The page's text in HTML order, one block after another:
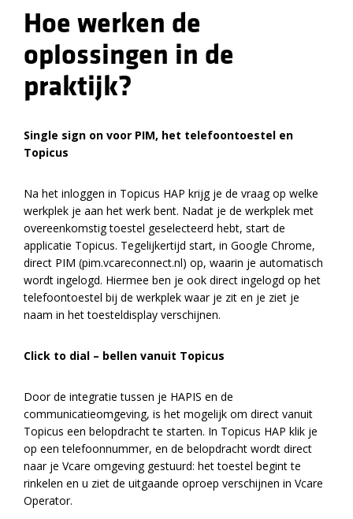
Hoe werken de
oplossingen in de
praktijk?
Single sign on voor PIM, het telefoontoestel en
Topicus
Na het inloggen in Topicus HAP krijg je de vraag op welke
werkplek je aan het werk bent. Nadat je de werkplek met
overeenkomstig toestel geselecteerd hebt, start de
applicatie Topicus. Tegelijkertijd start, in Google Chrome,
direct PIM (pim.vcareconnect.nl) op, waarin je automatisch
wordt ingelogd. Hiermee ben je ook direct ingelogd op het
telefoontoestel bij de werkplek waar je zit en je ziet je
naam in het toesteldisplay verschijnen.
Click to dial – bellen vanuit Topicus
Door de integratie tussen je HAPIS en de
communicatieomgeving, is het mogelijk om direct vanuit
Topicus een belopdracht te starten. In Topicus HAP klik je
op een telefoonnummer, en de belopdracht wordt direct
naar je Vcare omgeving gestuurd: het toestel begint te
rinkelen en u ziet de uitgaande oproep verschijnen in Vcare
Operator.